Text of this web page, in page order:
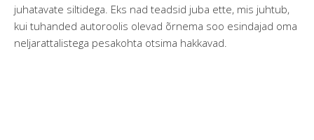
juhatavate siltidega. Eks nad teadsid juba ette, mis juhtub,
kui tuhanded autoroolis olevad õrnema soo esindajad oma
neljarattalistega pesakohta otsima hakkavad.